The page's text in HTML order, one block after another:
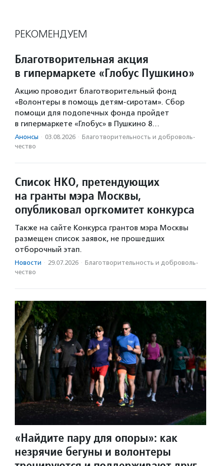
РЕКОМЕНДУЕМ
Благотворительная акция
в гипермаркете «Глобус Пушкино»
Акцию проводит благотворительный фонд
«Волонтеры в помощь детям-сиротам». Сбор
помощи для подопечных фонда пройдет
в гипермаркете «Глобус» в Пушкино 8…
Анонсы · 03.08.2026 · Благотвори­тель­ность и доброволь­
чест­во
Список НКО, претендующих
на гранты мэра Москвы,
опубликовал оргкомитет конкурса
Также на сайте Конкурса грантов мэра Москвы
размещен список заявок, не прошедших
отборочный этап.
Новости · 29.07.2026 · Благотвори­тель­ность и доброволь­
чест­во
«Найдите пару для опоры»: как
незрячие бегуны и волонтеры